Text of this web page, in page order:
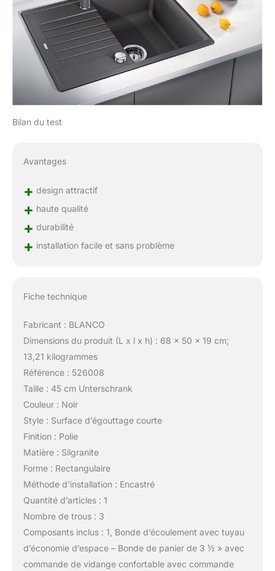
Bilan du test
Avantages
+ design attractif
+ haute qualité
+ durabilité
+ installation facile et sans problème
Fiche technique
Fabricant : BLANCO
Dimensions du produit (L x l x h) : 68 x 50 x 19 cm;
13,21 kilogrammes
Référence : 526008
Taille : 45 cm Unterschrank
Couleur : Noir
Style : Surface d’égouttage courte
Finition : Polie
Matière : Silgranite
Forme : Rectangulaire
Méthode d’installation : Encastré
Quantité d’articles : 1
Nombre de trous : 3
Composants inclus : 1, Bonde d’écoulement avec tuyau
d’économie d’espace – Bonde de panier de 3 ½ » avec
commande de vidange confortable avec commande